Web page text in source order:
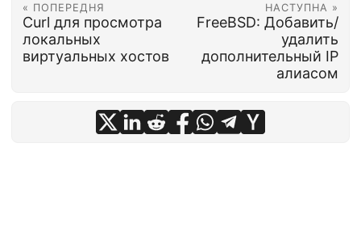
« ПОПЕРЕДНЯ
Curl для просмотра
локальных
виртуальных хостов
НАСТУПНА »
FreeBSD: Добавить/
удалить
дополнительный IP
алиасом